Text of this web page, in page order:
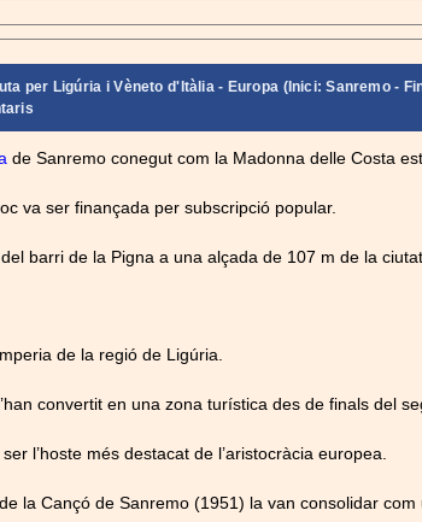
per Ligúria i Vèneto d'Itàlia - Europa (Inici: Sanremo -
de Sanremo conegut com la Madonna delle Costa
va ser finançada per subscripció popular.
barri de la Pigna a una alçada de 107 m de la ciutat.
de la regió de Ligúria.
convertit en una zona turística des de finals del
l’hoste més destacat de l’aristocràcia europea.
la Cançó de Sanremo (1951) la van consolidar com